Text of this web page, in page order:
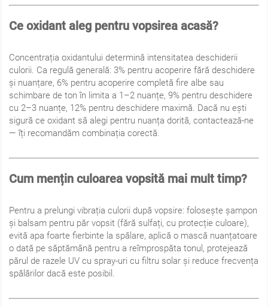
Ce oxidant aleg pentru vopsirea acasă?
Concentrația oxidantului determină intensitatea deschiderii
culorii. Ca regulă generală: 3% pentru acoperire fără deschidere
și nuanțare, 6% pentru acoperire completă fire albe sau
schimbare de ton în limita a 1–2 nuanțe, 9% pentru deschidere
cu 2–3 nuanțe, 12% pentru deschidere maximă. Dacă nu ești
sigură ce oxidant să alegi pentru nuanța dorită, contactează-ne
— îți recomandăm combinația corectă.
Cum mențin culoarea vopsită mai mult timp?
Pentru a prelungi vibrația culorii după vopsire: folosește șampon
și balsam pentru păr vopsit (fără sulfați, cu protecție culoare),
evită apa foarte fierbinte la spălare, aplică o mască nuanțatoare
o dată pe săptămână pentru a reîmprospăta tonul, protejează
părul de razele UV cu spray-uri cu filtru solar și reduce frecvența
spălărilor dacă este posibil.